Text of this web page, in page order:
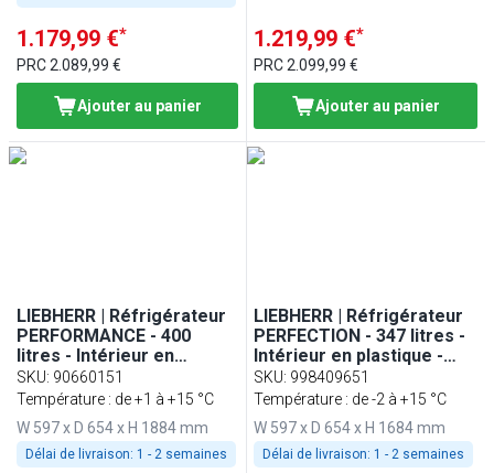
1.179,99 €*
PRC2.089,99 €
Ajouter au panier
1.219,99 €*
PRC2.099,99 €
Ajouter au panier
LIEBHERR | Réfrigérateur
PERFORMANCE - 400
litres - Intérieur en
plastique - Avec 1 porte
en verre - Noir
SKU: 90660151
Température : de +1 à +15 °C
W 597 x D 654 x H 1884 mm
Délai de livraison: 1 - 2 semaines
LIEBHERR | Réfrigérateur
PERFECTION - 347 litres -
Intérieur en plastique -
Avec 1 porte en verre -
Noir
SKU: 998409651
Température : de -2 à +15 °C
W 597 x D 654 x H 1684 mm
Délai de livraison: 1 - 2 semaines